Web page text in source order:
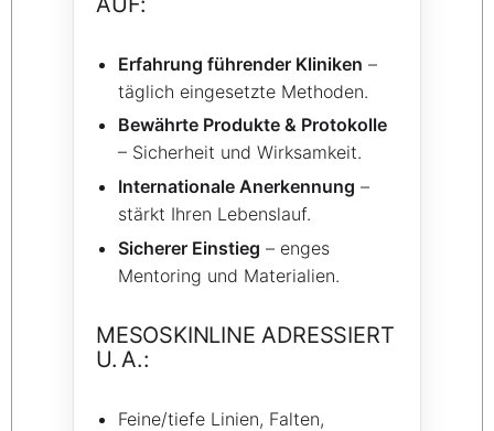
Erfahrung führender Kliniken –
täglich eingesetzte Methoden.
Bewährte Produkte & Protokolle
– Sicherheit und Wirksamkeit.
Internationale Anerkennung –
stärkt Ihren Lebenslauf.
Sicherer Einstieg – enges
Mentoring und Materialien.
MESOSKINLINE ADRESSIERT
U. A.:
Feine/tiefe Linien, Falten,